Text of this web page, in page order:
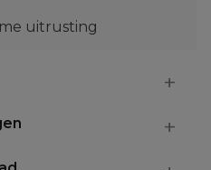
uitrusting